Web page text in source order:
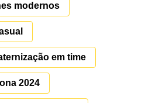
modernos
em time
2024